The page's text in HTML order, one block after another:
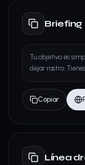
Briefing
Tu objetivo es
dejar rastro.
Copiar
Línea